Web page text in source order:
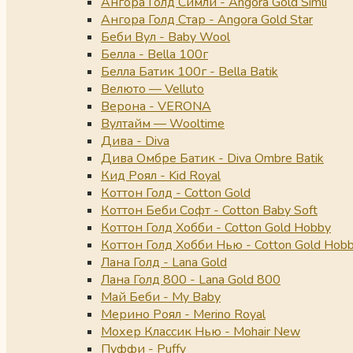
Ангора Голд Стар - Angora Gold Star
Беби Вул - Baby Wool
Белла - Bella 100г
Белла Батик 100г - Bella Batik
Велюто — Velluto
Верона - VERONA
Вултайм — Wooltime
Дива - Diva
Дива Омбре Батик - Diva Ombre Batik
Кид Роял - Kid Royal
Коттон Голд - Cotton Gold
Коттон Беби Софт - Cotton Baby Soft
Коттон Голд Хобби - Cotton Gold Hobby
Коттон Голд Хобби Нью - Cotton Gold
Лана Голд - Lana Gold
Лана Голд 800 - Lana Gold 800
Май Беби - My Baby
Мерино Роял - Merino Royal
Мохер Классик Нью - Mohair New
Пуффи - Puffy